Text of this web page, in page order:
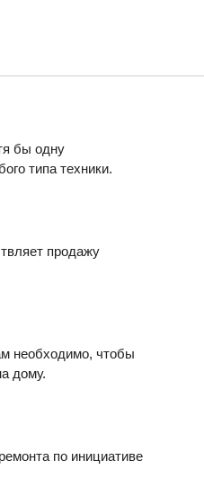
бы одну
типа техники.
продажу
необходимо, чтобы
дому.
по инициативе